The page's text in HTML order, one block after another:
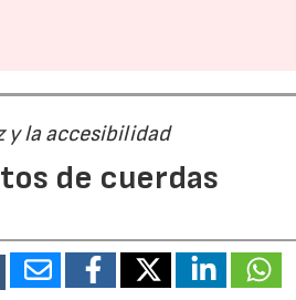
y la accesibilidad
de cuerdas